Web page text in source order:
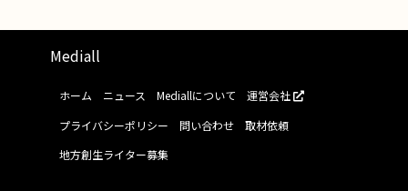
Mediall
ホーム ニュース Mediallについて
運営会社
プライバシーポリシー
問い合わせ
取材依頼
地方創生ライター募集